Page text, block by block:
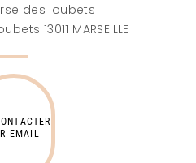
des loubets
13011 MARSEILLE
EMAIL